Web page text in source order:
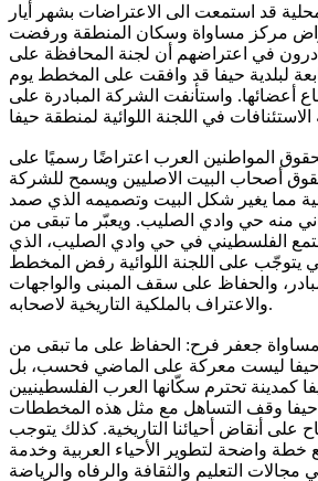
قد استمعت الى الاعتراضات بشهر أيار
مركز مساواة وسكان المنطقة ورفضت
في اعتراضهم أن لجنة المحافظة على
لبلدية حيفا قد وافقت على المخطط يوم
بإجماع أعضائها. واستأنفت الشركة المبادرة على
المواطنين العرب اعتراضًا رسميًا على
أصحاب البيت الاصليين ويسمح للشركة
سكنية مما يغير شكل البيت وتصميمه الذي صمد
منه حي وادي الصليب. ويعبّر ما تبقى من
الفلسطيني في حي وادي الصليب، الذي
يتوجّب على اللجنة اللوائية رفض المخطط
والحفاظ على سقف المبنى والواجهات
والاعتراف بالملكية التاريخية لاصحابه.
جعفر فرح: الحفاظ على ما تبقى من
ليست معركة على الماضي فحسب، بل
كمدينة تحترم سكّانها العرب الفلسطينيين
حيفا وقف التساهل مع مثل هذه المخططات
على أنقاض أحيائنا التاريخية. كذلك يتوجب
خطة واضحة لتطوير الأحياء العربية وخدمة
مجالات التعليم والثقافة والرفاه والرياضة